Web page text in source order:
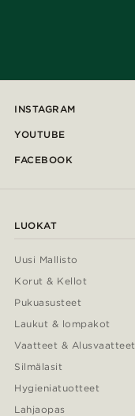
INSTAGRAM
YOUTUBE
FACEBOOK
LUOKAT
Uusi Mallisto
Korut & Kellot
Pukuasusteet
Laukut & lompakot
Vaatteet & Alusvaatteet
Silmälasit
Hygieniatuotteet
Lahjaopas